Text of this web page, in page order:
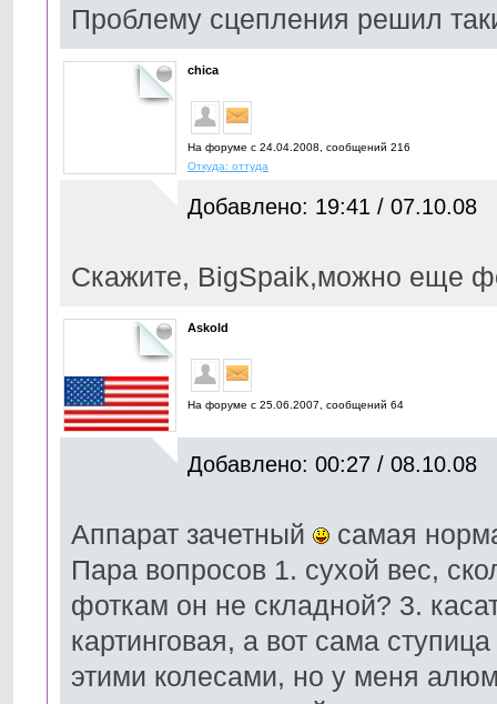
Проблему сцепления решил
chica
На форуме с 24.04.2008, cообщений 216
Откуда: оттуда
Добавлено: 19:41 / 07.10.08
Скажите, BigSpaik,можно еще
Askold
На форуме с 25.06.2007, cообщений 64
Добавлено: 00:27 / 08.10.08
Аппарат зачетный
самая
Пара вопросов 1. сухой вес,
фоткам он не складной? 3.
картинговая, а вот сама
этими колесами, но у меня